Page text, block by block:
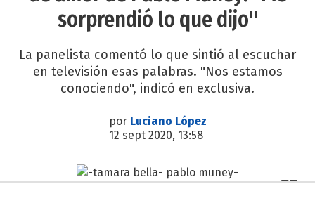
sorprendió lo que dijo"
La panelista comentó lo que sintió al escuchar
en televisión esas palabras. "Nos estamos
conociendo", indicó en exclusiva.
por Luciano López
12 sept 2020, 13:58